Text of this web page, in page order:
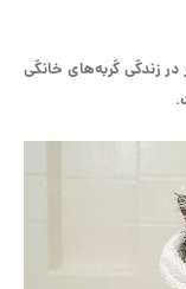
زندگی گربه‌های خانگی